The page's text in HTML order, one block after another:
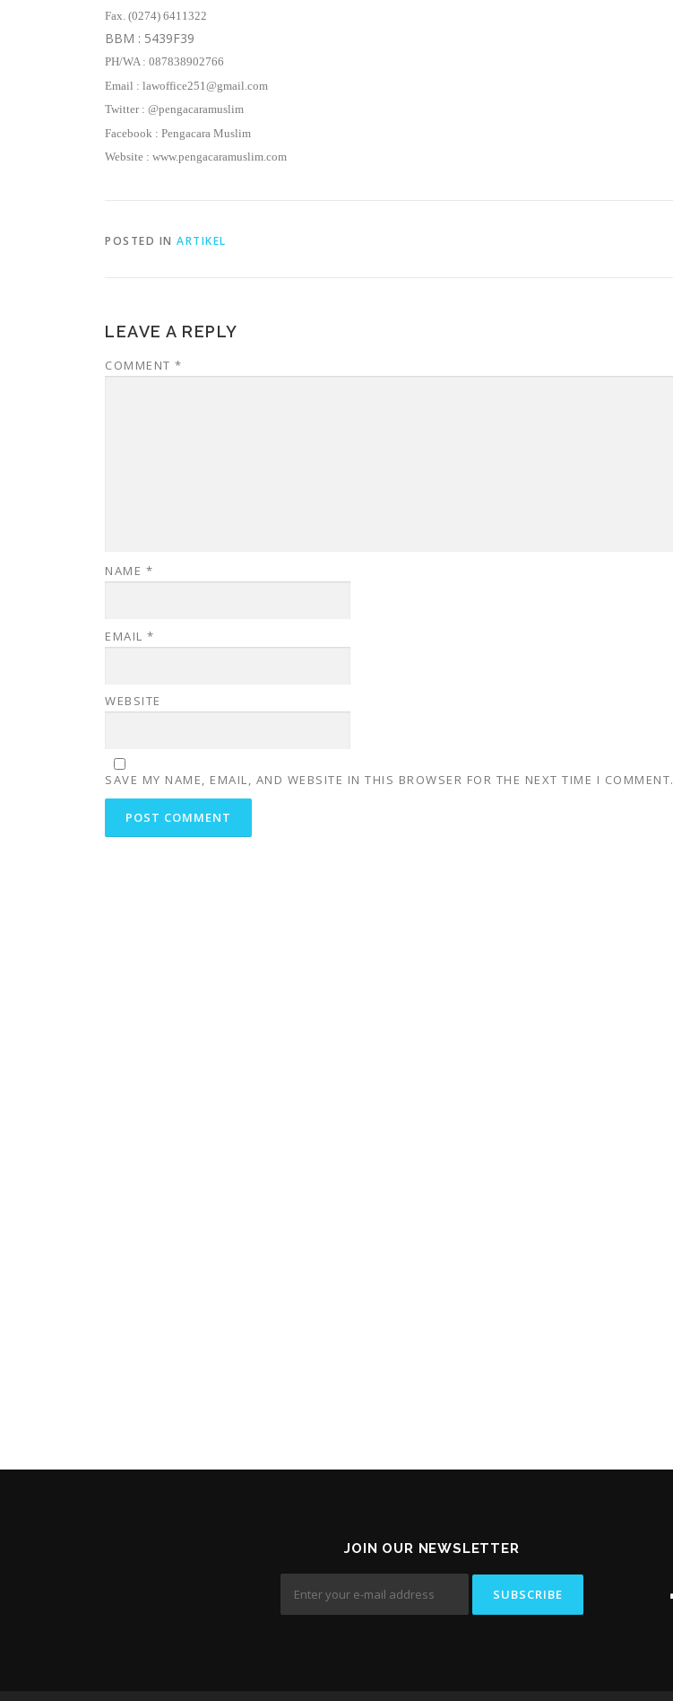
Fax. (0274) 6411322
BBM : 5439F39
PH/WA : 087838902766
Email : lawoffice251@gmail.com
Twitter : @pengacaramuslim
Facebook : Pengacara Muslim
Website : www.pengacaramuslim.com
POSTED IN ARTIKEL
LEAVE A REPLY
COMMENT *
NAME *
EMAIL *
WEBSITE
SAVE MY NAME, EMAIL, AND WEBSITE IN THIS BROWSER FOR THE NEXT TIME I COMMENT.
JOIN OUR NEWSLETTER